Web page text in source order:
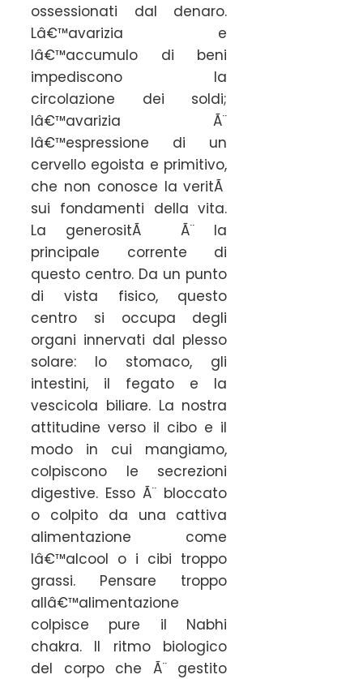
ossessionati dal denaro.
Lâ€™avarizia e
lâ€™accumulo di beni
impediscono la
circolazione dei soldi;
lâ€™avarizia Ã¨
lâ€™espressione di un
cervello egoista e primitivo,
che non conosce la veritÃ
sui fondamenti della vita.
La generositÃ Ã¨ la
principale corrente di
questo centro. Da un punto
di vista fisico, questo
centro si occupa degli
organi innervati dal plesso
solare: lo stomaco, gli
intestini, il fegato e la
vescicola biliare. La nostra
attitudine verso il cibo e il
modo in cui mangiamo,
colpiscono le secrezioni
digestive. Esso Ã¨ bloccato
o colpito da una cattiva
alimentazione come
lâ€™alcool o i cibi troppo
grassi. Pensare troppo
allâ€™alimentazione
colpisce pure il Nabhi
chakra. Il ritmo biologico
del corpo che Ã¨ gestito